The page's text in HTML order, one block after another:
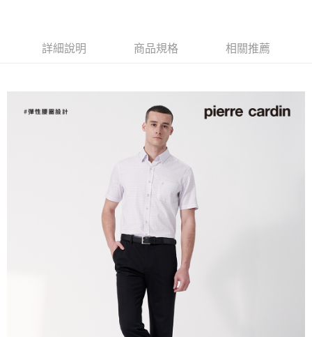
每筆NT$60，滿NT$1,200(含以上)免運費
每筆NT$60，滿NT$1,200(含以上)免運費
付款後萊爾富取貨
每筆NT$60，滿NT$1,200(含以上)免運費
每筆NT$60，滿NT$1,200(含以上)免運費
每筆NT$60，滿NT$1,200(含以上)免運費
每筆NT$80，滿NT$1,200(含以上)免運費
每筆NT$80，滿NT$1,200(含以上)免運費
詳細說明 商品規格 相關推薦